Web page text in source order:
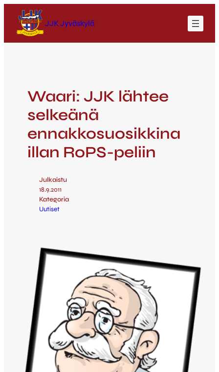
JJK Jyväskylä
Waari: JJK lähtee
selkeänä
ennakkosuosikkina
illan RoPS-peliin
Julkaistu
18.9.2011
Kategoria
Uutiset